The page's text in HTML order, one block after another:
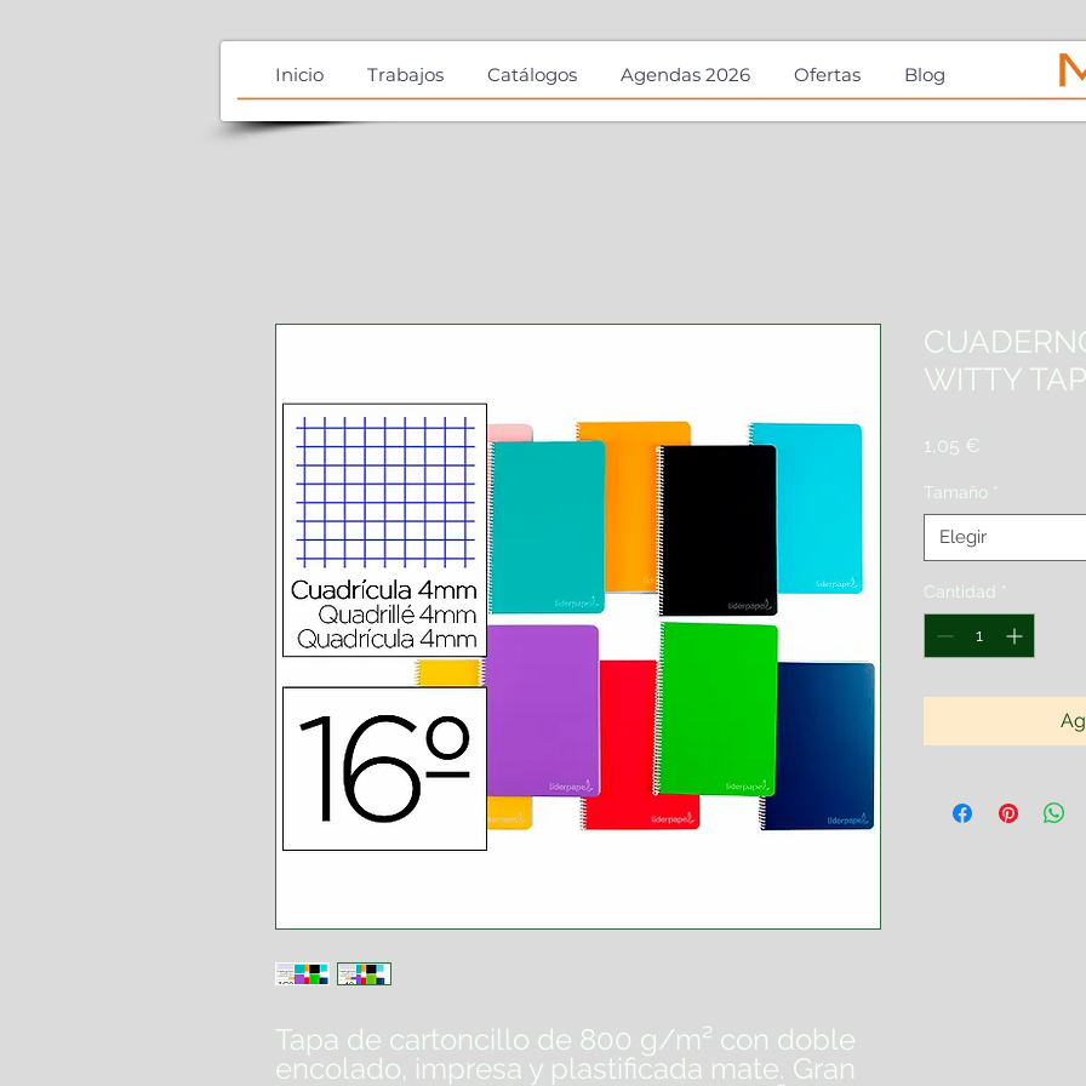
Inicio Trabajos Catálogos Agendas 2026 Ofertas Blog
Tapa de cartoncillo de 800 g/m² con doble
encolado, impresa y plastificada mate. Gran
WITTY
1,05 €
Tamaño *
Elegir
Cantidad *